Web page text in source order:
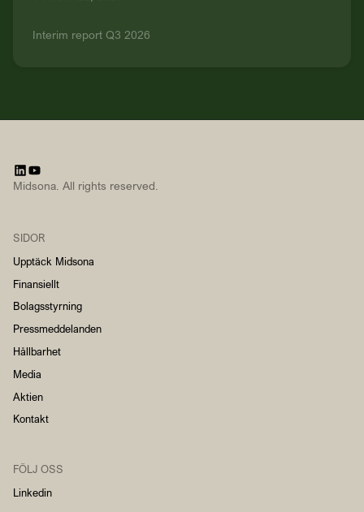
Interim report Q3 2026
Midsona. All rights reserved.
SIDOR
Upptäck Midsona
Finansiellt
Bolagsstyrning
Pressmeddelanden
Hållbarhet
Media
Aktien
Kontakt
FÖLJ OSS
Linkedin